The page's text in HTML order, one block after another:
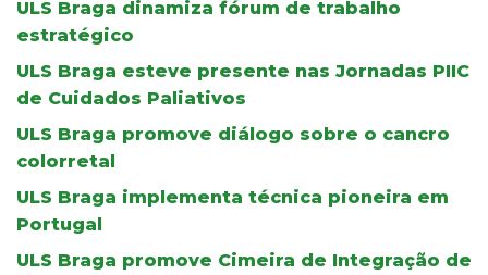
ULS Braga dinamiza fórum de trabalho
estratégico
ULS Braga esteve presente nas Jornadas PIIC
de Cuidados Paliativos
ULS Braga promove diálogo sobre o cancro
colorretal
ULS Braga implementa técnica pioneira em
Portugal
ULS Braga promove Cimeira de Integração de